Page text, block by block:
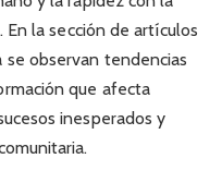
la sección de artículos
observan tendencias
que afecta
inesperados y